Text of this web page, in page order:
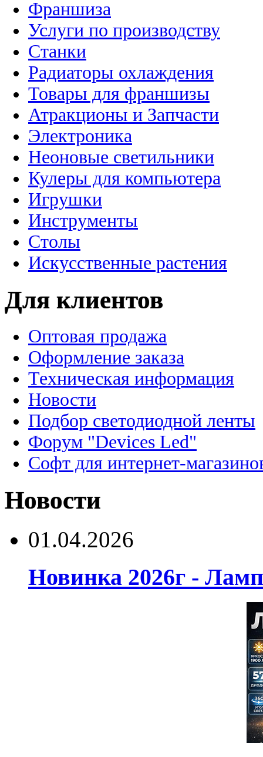
Франшиза
Услуги по производству
Станки
Радиаторы охлаждения
Товары для франшизы
Атракционы и Запчасти
Электроника
Неоновые светильники
Кулеры для компьютера
Игрушки
Инструменты
Столы
Искусственные растения
Для клиентов
Оптовая продажа
Оформление заказа
Техническая информация
Новости
Подбор светодиодной ленты
Форум "Devices Led"
Софт для интернет-
Новости
01.04.2026
Новинка 2026г -